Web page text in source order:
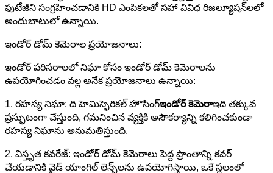
ఫుటేజీని సంగ్రహించడానికి HD ఎంపికలతో సహా వివిధ రిజల్యూషన్‌లలో
అందుబాటులో ఉన్నాయి.
ఇండోర్ డోమ్ కెమెరాల ప్రయోజనాలు:
ఇండోర్ పరిసరాలలో నిఘా కోసం ఇండోర్ డోమ్ కెమెరాలను
ఉపయోగించడం వల్ల అనేక ప్రయోజనాలు ఉన్నాయి:
1. రహస్య నిఘా: ది హెమిస్ఫెరికల్ హౌసింగ్ఇండోర్ కెమెరాఇది తక్కువ
ప్రస్ఫుటంగా చేస్తుంది, గమనించిన వ్యక్తికి అసౌకర్యాన్ని కలిగించకుండా
రహస్య నిఘాను అనుమతిస్తుంది.
2. విస్తృత కవరేజ్: ఇండోర్ డోమ్ కెమెరాలు పెద్ద ప్రాంతాన్ని కవర్
చేయడానికి వైడ్ యాంగిల్ లెన్స్‌లను ఉపయోగిస్తాయి, ఒకే స్థలంలో